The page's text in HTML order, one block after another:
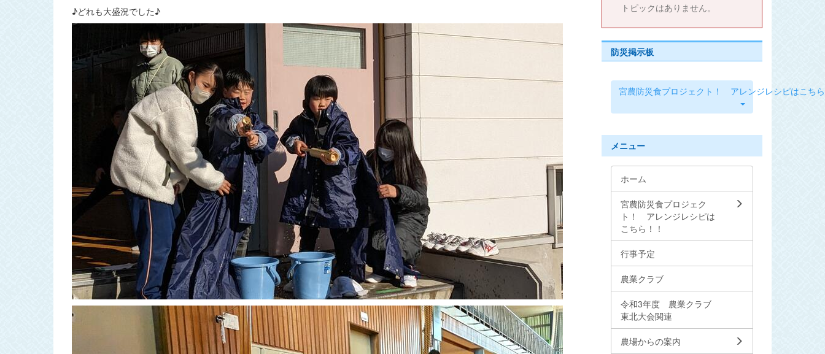
♪どれも大盛況でした♪
トピックはありません。
防災掲示板
宮農防災食プロジェクト！ アレンジレシピはこち
メニュー
ホーム
宮農防災食プロジェク
ト！ アレンジレシピは
こちら！！
行事予定
農業クラブ
令和3年度 農業クラブ
東北大会関連
農場からの案内